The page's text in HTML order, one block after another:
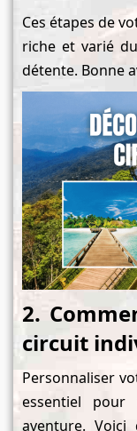
Ces étapes de
riche et varié
détente. Bonne
2.
circuit
Personnaliser
essentiel
aventure. Voici